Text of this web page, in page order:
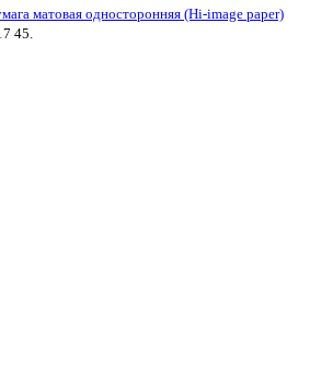
матовая односторонняя (Hi-image paper)
45.